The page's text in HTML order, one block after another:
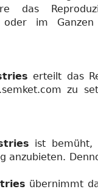
das
im
erteilt das
zu
ist bemüht,
anzubieten.
übernimmt